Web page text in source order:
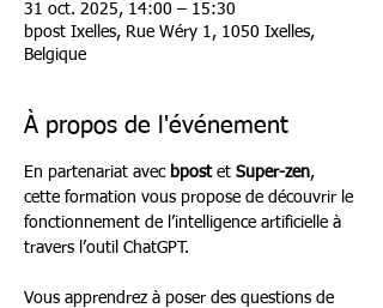
31 oct. 2025, 14:00 – 15:30
bpost Ixelles, Rue Wéry 1, 1050 Ixelles,
Belgique
À propos de l'événement
En partenariat avec bpost et Super-zen,
cette formation vous propose de découvrir le
fonctionnement de l’intelligence artificielle à
travers l’outil ChatGPT.
Vous apprendrez à poser des questions de